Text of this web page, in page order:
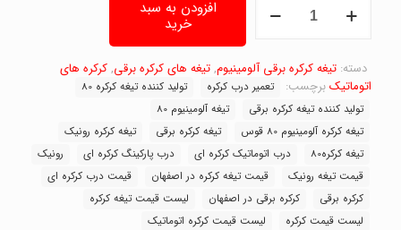
کرکره
آلومینیوم
وزن
6کیلو
(6-
5/5)
عدد
افزودن به سبد
خرید
دسته: تیغه کرکره برقی آلومینیوم,تیغه های کرکره برقی,کرکره های
اتوماتیکبرچسب: تعمیر درب کرکره
تولید کننده تیغه کرکره 80
تولید کننده تیغه کرکره برقی
تیغه آلومینیوم 80
تیغه کرکره آلومینیوم 80 قوس
تیغه کرکره برقی
تیغه کرکره رونیک
تیغه کرکره80
درب اتوماتیک کرکره ای درب پارکینگ کرکره ای
رونیک
قیمت تیغه رونیک
قیمت تیغه کرکره در اصفهان
قیمت درب کرکره ای
کرکره برقی
کرکره برقی در اصفهان
لیست قیمت تیغه کرکره
لیست قیمت کرکره
لیست قیمت کرکره اتوماتیک